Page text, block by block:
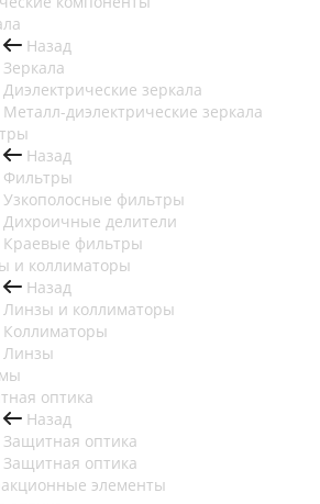
Назад
Зеркала
Диэлектрические зеркала
Металл-диэлектрические зеркала
Назад
Фильтры
Узкополосные фильтры
Дихроичные делители
Краевые фильтры
и коллиматоры
Назад
Линзы и коллиматоры
Коллиматоры
Линзы
оптика
Назад
Защитная оптика
Защитная оптика
элементы